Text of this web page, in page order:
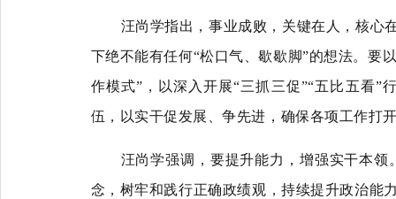
汪尚学指出，事业成败，关键在人，核心
下绝不能有任何“松口气、歇歇脚”的想法。要
作模式”，以深入开展“三抓三促”“五比五看”
伍，以实干促发展、争先进，确保各项工作打
汪尚学强调，要提升能力，增强实干本
念，树牢和践行正确政绩观，持续提升政治能